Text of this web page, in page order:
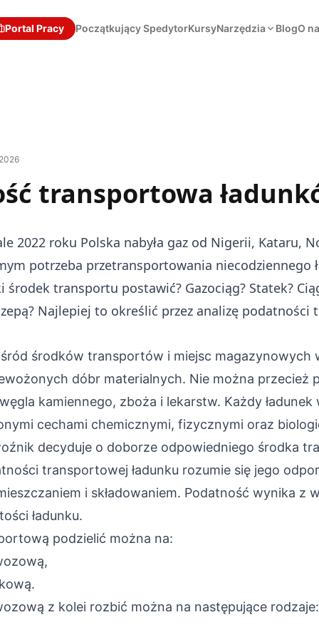
Portal Pracy Początkujący SpedytorKursyNarzędzia BlogO
transportowa
2022 roku Polska nabyła gaz od Nigerii, Kataru,
potrzeba przetransportowania niecodziennego
środek transportu postawić? Gazociąg? Statek?
Najlepiej to określić przez analizę podatności
środków transportów i miejsc magazynowych
dóbr materialnych. Nie można przecież
kamiennego, zboża i lekarstw. Każdy ładunek
cechami chemicznymi, fizycznymi oraz
decyduje o doborze odpowiedniego środka
transportowej ładunku rozumie się jego
i składowaniem. Podatność wynika z
ładunku.
podzielić można na:
z kolei rozbić można na następujące rodzaje: